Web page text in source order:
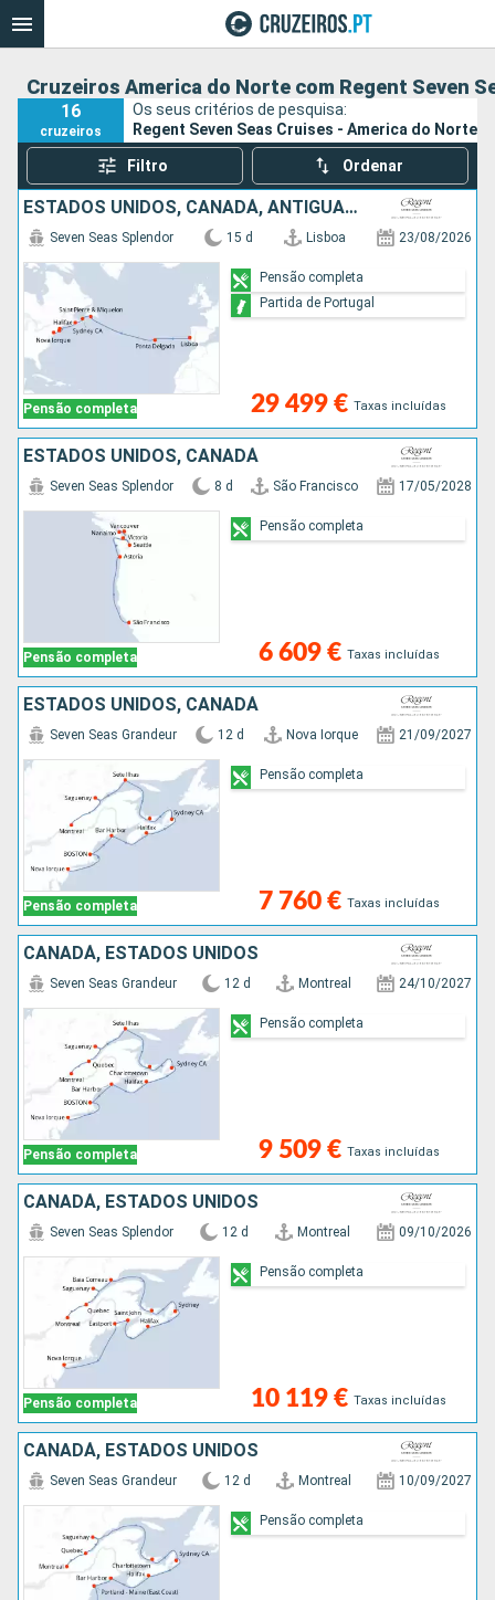
Cruzeiros America do Norte com Regent Seven
16
cruzeiros
Os seus critérios de pesquisa:
Regent Seven Seas Cruises - America do Norte
Filtro Ordenar
ESTADOS UNIDOS, CANADÁ, ANTÍGUA E BARBUDA, PORTUGAL
Pensão completa
Seven Seas Splendor 15 d Lisboa 23/08/2026
29 499 € Taxas incluídas
Pensão completa
Partida de Portugal
ESTADOS UNIDOS, CANADÁ
Pensão completa
Seven Seas Splendor 8 d São Francisco 17/05/2028
6 609 € Taxas incluídas
Pensão completa
ESTADOS UNIDOS, CANADÁ
Pensão completa
Seven Seas Grandeur 12 d Nova Iorque 21/09/2027
7 760 € Taxas incluídas
Pensão completa
CANADÁ, ESTADOS UNIDOS
Pensão completa
Seven Seas Grandeur 12 d Montreal 24/10/2027
9 509 € Taxas incluídas
Pensão completa
CANADÁ, ESTADOS UNIDOS
Pensão completa
Seven Seas Splendor 12 d Montreal 09/10/2026
10 119 € Taxas incluídas
Pensão completa
CANADÁ, ESTADOS UNIDOS
Seven Seas Grandeur 12 d Montreal 10/09/2027
Pensão completa